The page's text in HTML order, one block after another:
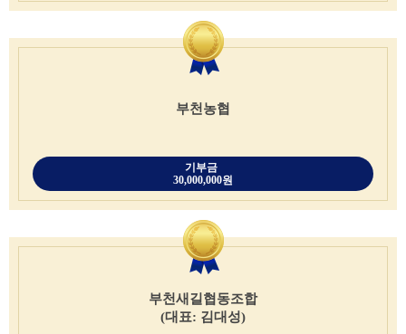
부천농협
기부금
30,000,000원
부천새길협동조합
(대표: 김대성)